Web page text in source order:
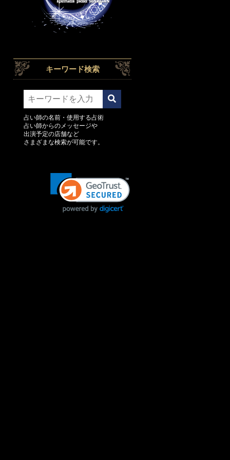
キーワード検索
占い師の名前・使用する占術
占い師からのメッセージや
出演予定の店舗など
さまざまな検索が可能です。